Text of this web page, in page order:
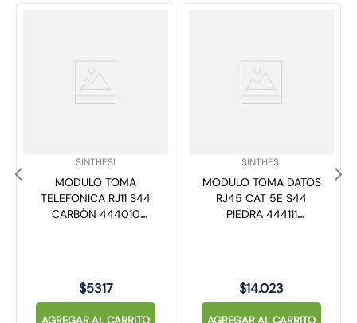
SINTHESI
MODULO TOMA
TELEFONICA RJ11 S44
CARBÓN 444010
$5317
AGREGAR AL CARRITO
SINTHESI
MODULO TOMA DATOS
RJ45 CAT 5E S44
PIEDRA 444111
$14.023
AGREGAR AL CARRITO